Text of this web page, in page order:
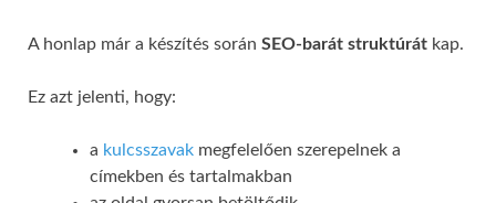
A honlap már a készítés során SEO-barát struktúrát kap.
Ez azt jelenti, hogy:
a kulcsszavak megfelelően szerepelnek a
címekben és tartalmakban